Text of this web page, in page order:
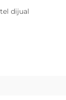
dijual